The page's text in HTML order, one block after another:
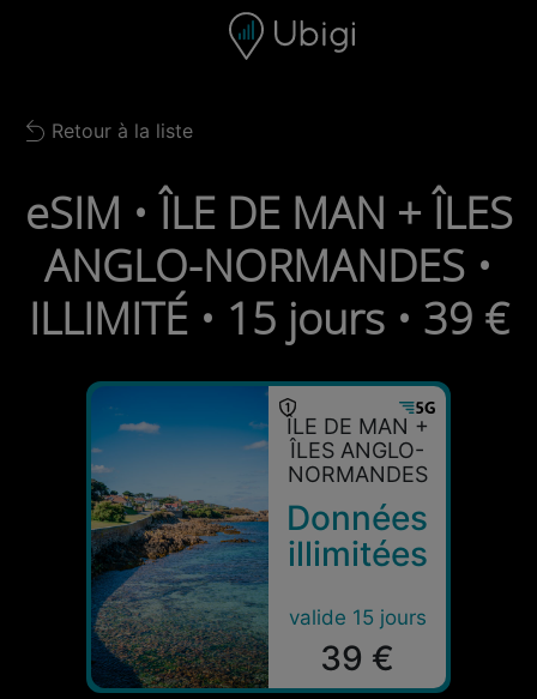
Barre de navigation Bas de page
Back to list
Retour à la liste
eSIM • ÎLE DE MAN + ÎLES
ANGLO-NORMANDES •
ILLIMITÉ • 15 jours • 39 €
ÎLE DE MAN +
ÎLES ANGLO-
NORMANDES
Données
illimitées
valide 15 jours
39 €